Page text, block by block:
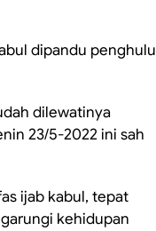
dipandu penghulu
dilewatinya
23/5-2022 ini sah
ijab kabul, tepat
kehidupan